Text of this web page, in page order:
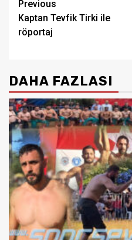
Post
navigation
Previous
Kaptan Tevfik Tirki ile
röportaj
DAHA FAZLASI